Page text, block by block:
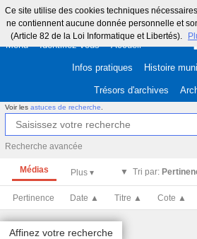
Ce site utilise des cookies techniques
ne contiennent aucune donnée personnelle et
(Article 82 de la Loi Informatique et Libertés).
Menu Identifiez-vous Accueil
Infos pratiques Histoire
Trésors d'archives
Voir les astuces de recherche
Recherche avancée
Médias Tri par:
Pertinence Date ▲ Titre ▲ Cote ▲
Affinez votre recherche